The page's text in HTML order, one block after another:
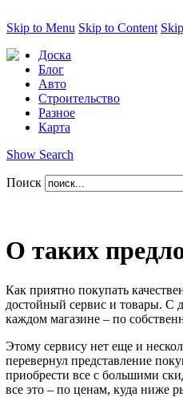
Skip to Menu Skip to Content
Доска
Блог
Авто
Строительство
Разное
Карта
Show Search
Поиск
О таких
Как приятно покупать
достойный сервис и товары. С
каждом магазине – по
Этому сервису нет еще и
перевернул представление
приобрести все с большими
все это – по ценам, куда ниже